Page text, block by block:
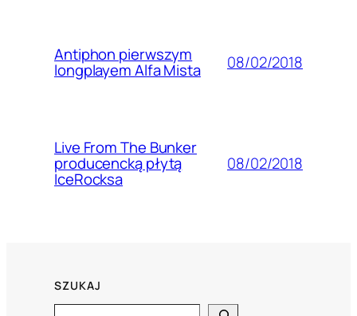
Antiphon pierwszym
longplayem Alfa Mista 08/02/2018
Live From The Bunker
producencką płytą
IceRocksa
08/02/2018
SZUKAJ